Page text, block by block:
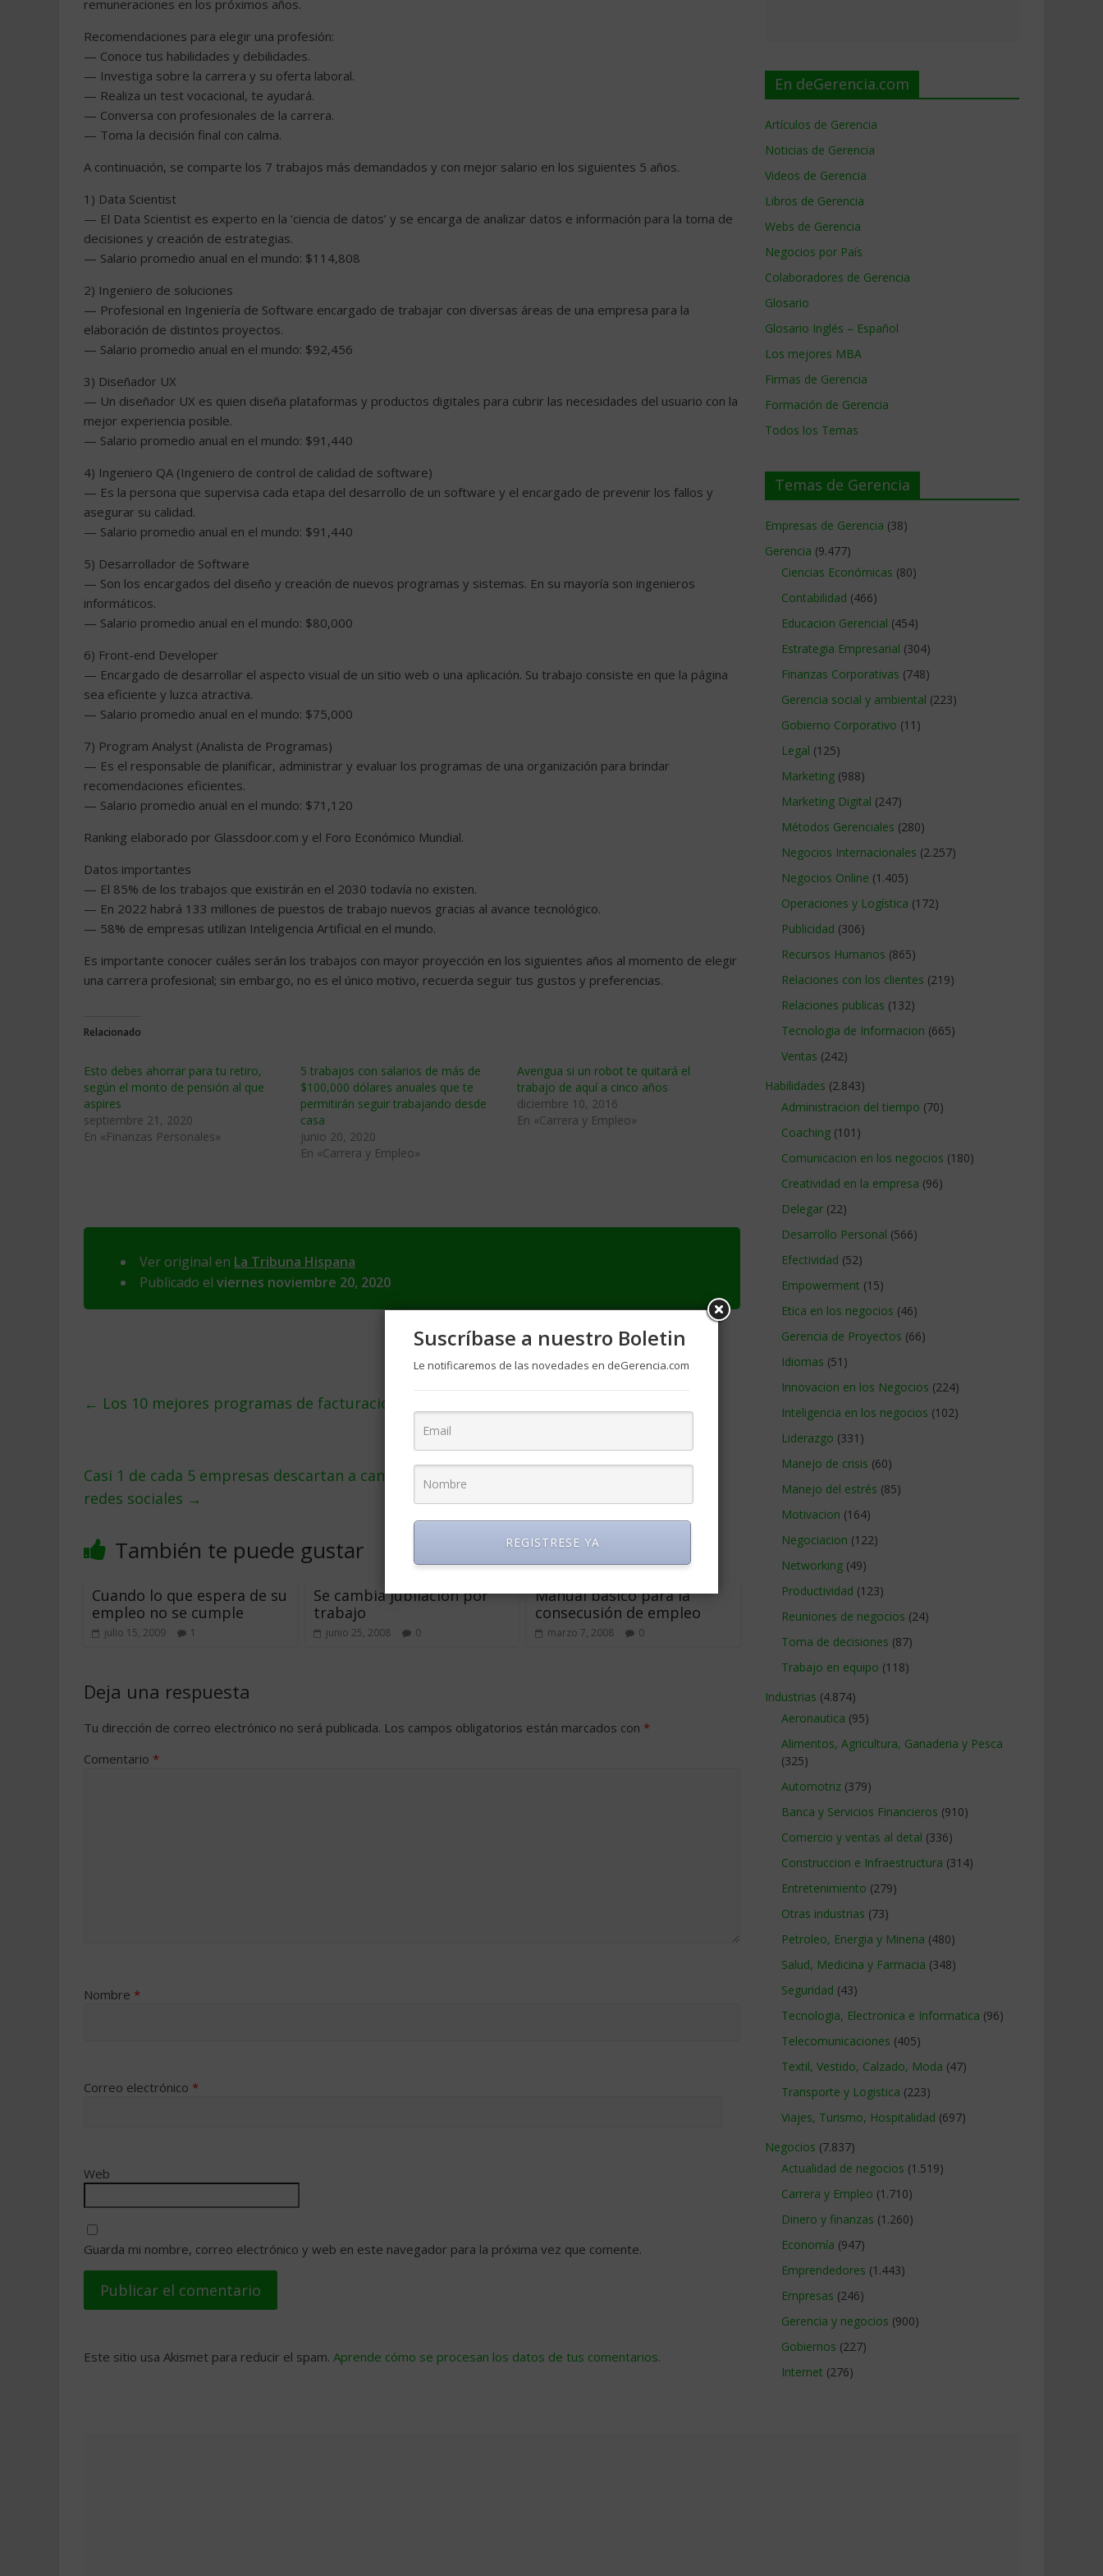
remuneraciones en los próximos años.
Recomendaciones para elegir una profesión:
— Conoce tus habilidades y debilidades.
— Investiga sobre la carrera y su oferta laboral.
— Realiza un test vocacional, te ayudará.
— Conversa con profesionales de la carrera.
— Toma la decisión final con calma.
A continuación, se comparte los 7 trabajos más demandados y con mejor salario en los siguientes 5 años.
1) Data Scientist
— El Data Scientist es experto en la ‘ciencia de datos’ y se encarga de analizar datos e información para la toma de
decisiones y creación de estrategias.
— Salario promedio anual en el mundo: $114,808
2) Ingeniero de soluciones
— Profesional en Ingeniería de Software encargado de trabajar con diversas áreas de una empresa para la
elaboración de distintos proyectos.
— Salario promedio anual en el mundo: $92,456
3) Diseñador UX
— Un diseñador UX es quien diseña plataformas y productos digitales para cubrir las necesidades del usuario con la
mejor experiencia posible.
— Salario promedio anual en el mundo: $91,440
4) Ingeniero QA (Ingeniero de control de calidad de software)
— Es la persona que supervisa cada etapa del desarrollo de un software y el encargado de prevenir los fallos y
asegurar su calidad.
— Salario promedio anual en el mundo: $91,440
5) Desarrollador de Software
— Son los encargados del diseño y creación de nuevos programas y sistemas. En su mayoría son ingenieros
informáticos.
— Salario promedio anual en el mundo: $80,000
6) Front-end Developer
— Encargado de desarrollar el aspecto visual de un sitio web o una aplicación. Su trabajo consiste en que la página
sea eficiente y luzca atractiva.
— Salario promedio anual en el mundo: $75,000
7) Program Analyst (Analista de Programas)
— Es el responsable de planificar, administrar y evaluar los programas de una organización para brindar
recomendaciones eficientes.
— Salario promedio anual en el mundo: $71,120
Ranking elaborado por Glassdoor.com y el Foro Económico Mundial.
Datos importantes
— El 85% de los trabajos que existirán en el 2030 todavía no existen.
— En 2022 habrá 133 millones de puestos de trabajo nuevos gracias al avance tecnológico.
— 58% de empresas utilizan Inteligencia Artificial en el mundo.
Es importante conocer cuáles serán los trabajos con mayor proyección en los siguientes años al momento de elegir
una carrera profesional; sin embargo, no es el único motivo, recuerda seguir tus gustos y preferencias.
Relacionado
Esto debes ahorrar para tu retiro,
según el monto de pensión al que
aspires
septiembre 21, 2020
En «Finanzas Personales»
5 trabajos con salarios de más de
$100,000 dólares anuales que te
permitirán seguir trabajando desde
casa
junio 20, 2020
En «Carrera y Empleo»
Averigua si un robot te quitará el
trabajo de aquí a cinco años
diciembre 10, 2016
En «Carrera y Empleo»
Ver original en La Tribuna Hispana
Publicado el viernes noviembre 20, 2020
← Los 10 mejores programas de facturación
Casi 1 de cada 5 empresas descartan a candidatos por los contenidos publicados en sus
redes sociales →
También te puede gustar
Cuando lo que espera de su
empleo no se cumple
julio 15, 2009 1
Se cambia jubilación por
trabajo
junio 25, 2008 0
Manual básico para la
consecusión de empleo
marzo 7, 2008 0
Deja una respuesta
Tu dirección de correo electrónico no será publicada. Los campos obligatorios están marcados con *
Comentario *
Nombre *
Correo electrónico *
Web
Guarda mi nombre, correo electrónico y web en este navegador para la próxima vez que comente.
Este sitio usa Akismet para reducir el spam. Aprende cómo se procesan los datos de tus comentarios.
En deGerencia.com
Artículos de Gerencia
Noticias de Gerencia
Videos de Gerencia
Libros de Gerencia
Webs de Gerencia
Negocios por País
Colaboradores de Gerencia
Glosario
Glosario Inglés – Español
Los mejores MBA
Firmas de Gerencia
Formación de Gerencia
Todos los Temas
Temas de Gerencia
Empresas de Gerencia (38)
Gerencia (9.477)
Ciencias Económicas (80)
Contabilidad (466)
Educacion Gerencial (454)
Estrategia Empresarial (304)
Finanzas Corporativas (748)
Gerencia social y ambiental (223)
Gobierno Corporativo (11)
Legal (125)
Marketing (988)
Marketing Digital (247)
Métodos Gerenciales (280)
Negocios Internacionales (2.257)
Negocios Online (1.405)
Operaciones y Logística (172)
Publicidad (306)
Recursos Humanos (865)
Relaciones con los clientes (219)
Relaciones publicas (132)
Tecnologia de Informacion (665)
Ventas (242)
Habilidades (2.843)
Administracion del tiempo (70)
Coaching (101)
Comunicacion en los negocios (180)
Creatividad en la empresa (96)
Delegar (22)
Desarrollo Personal (566)
Efectividad (52)
Empowerment (15)
Etica en los negocios (46)
Gerencia de Proyectos (66)
Idiomas (51)
Innovacion en los Negocios (224)
Inteligencia en los negocios (102)
Liderazgo (331)
Manejo de crisis (60)
Manejo del estrés (85)
Motivacion (164)
Negociacion (122)
Networking (49)
Productividad (123)
Reuniones de negocios (24)
Toma de decisiones (87)
Trabajo en equipo (118)
Industrias (4.874)
Aeronautica (95)
Alimentos, Agricultura, Ganaderia y Pesca
(325)
Automotriz (379)
Banca y Servicios Financieros (910)
Comercio y ventas al detal (336)
Construccion e Infraestructura (314)
Entretenimiento (279)
Otras industrias (73)
Petroleo, Energia y Mineria (480)
Salud, Medicina y Farmacia (348)
Seguridad (43)
Tecnologia, Electronica e Informatica (96)
Telecomunicaciones (405)
Textil, Vestido, Calzado, Moda (47)
Transporte y Logistica (223)
Viajes, Turismo, Hospitalidad (697)
Negocios (7.837)
Actualidad de negocios (1.519)
Carrera y Empleo (1.710)
Dinero y finanzas (1.260)
Economía (947)
Emprendedores (1.443)
Empresas (246)
Gerencia y negocios (900)
Gobiernos (227)
Internet (276)
Suscríbase a nuestro Boletin
Le notificaremos de las novedades en deGerencia.com
REGISTRESE YA